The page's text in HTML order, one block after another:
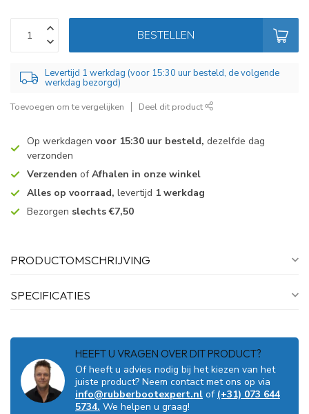
BESTELLEN
Levertijd 1 werkdag (voor 15:30 uur besteld, de volgende
werkdag bezorgd)
Toevoegen om te vergelijken Deel dit product
Op werkdagen voor 15:30 uur besteld, dezelfde dag
verzonden
Verzenden ofAfhalen in onze winkel
Alles op voorraad, levertijd 1 werkdag
Bezorgen slechts €7,50
PRODUCTOMSCHRIJVING
SPECIFICATIES
HEEFT U VRAGEN OVER DIT PRODUCT?
Of heeft u advies nodig bij het kiezen van het
juiste product? Neem contact met ons op via
info@rubberbootexpert.nl of (+31) 073 644
5734. We helpen u graag!